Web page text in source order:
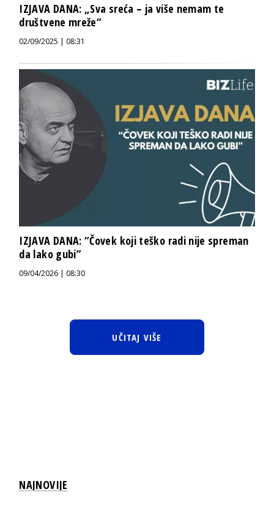
IZJAVA DANA: „Sva sreća – ja više nemam te
društvene mreže“
02/09/2025 | 08:31
IZJAVA DANA: “Čovek koji teško radi nije spreman
da lako gubi”
09/04/2026 | 08:30
UČITAJ VIŠE
NAJNOVIJE